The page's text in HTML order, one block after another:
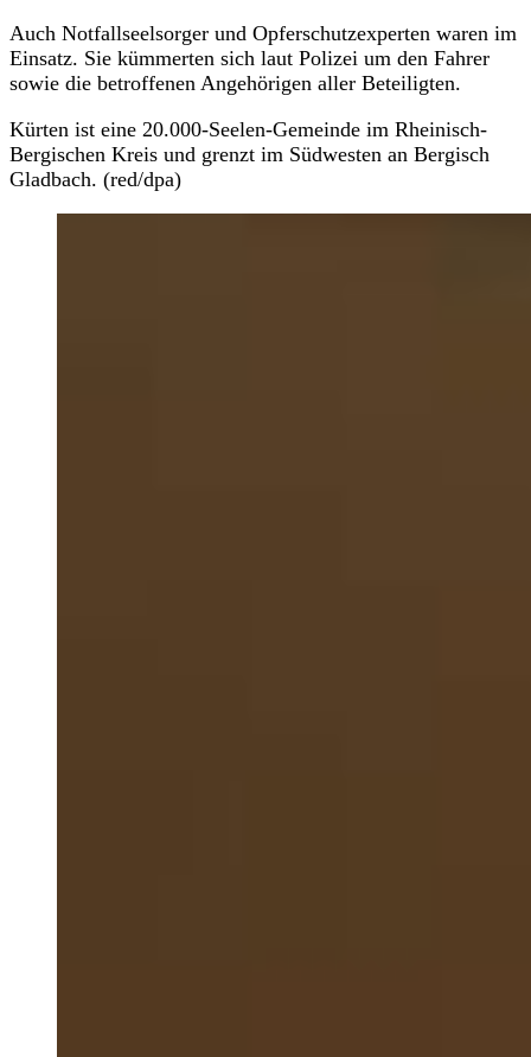
Auch Notfallseelsorger und Opferschutzexperten waren im
Einsatz. Sie kümmerten sich laut Polizei um den Fahrer
sowie die betroffenen Angehörigen aller Beteiligten.
Kürten ist eine 20.000-Seelen-Gemeinde im Rheinisch-
Bergischen Kreis und grenzt im Südwesten an Bergisch
Gladbach. (red/dpa)